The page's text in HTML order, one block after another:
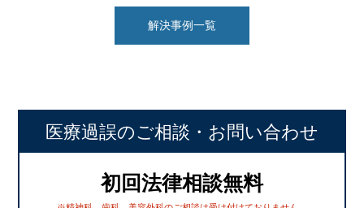
解決事例一覧
医療過誤のご相談 ・お問い合わせ
初回法律相談無料